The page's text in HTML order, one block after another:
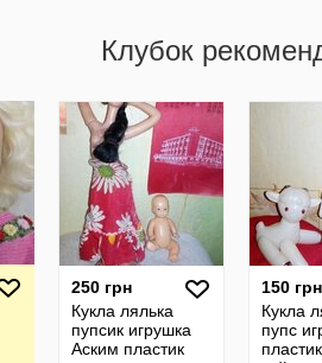
Клубок
250 грн
Кукла лялька
пупсик игрушка
Аским пластик
150 грн
Кукла
пупс